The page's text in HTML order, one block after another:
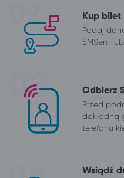
Kup bilet
Podaj
SMSem
Odbierz
Przed
dokładną
telefonu
Wsiądź